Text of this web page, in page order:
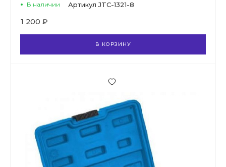
В наличии Артикул JTC-1321-8
1 200 ₽
В КОРЗИНУ